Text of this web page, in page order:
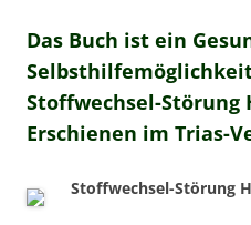
Das Buch ist ein
Stoffwechsel-Störung
Erschienen im Trias-
Stoffwechsel-Störung